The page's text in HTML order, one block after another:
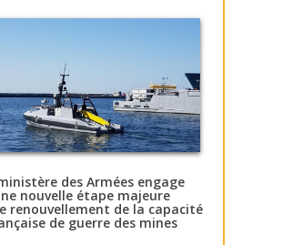
des Armées engage
nouvelle étape majeure
renouvellement de la capacité
de guerre des mines